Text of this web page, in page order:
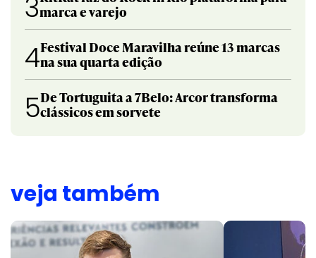
3marca e varejo
4Festival Doce Maravilha reúne 13 marcas
na sua quarta edição
5De Tortuguita a 7Belo: Arcor transforma
clássicos em sorvete
veja também